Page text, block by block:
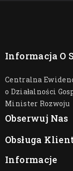
Informacja O
Centralna
o Działalności
Minister Rozwoju
Obserwuj Nas
Obsługa
Informacje